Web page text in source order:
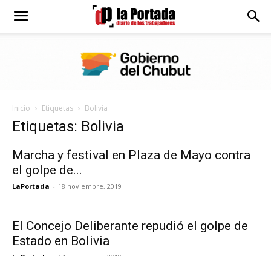
Diario
Portada
Inicio Etiquetas Bolivia
Etiquetas: Bolivia
Marcha y festival en Plaza de Mayo contra
el golpe de...
LaPortada - 18 noviembre, 2019
El Concejo Deliberante repudió el golpe de
Estado en Bolivia